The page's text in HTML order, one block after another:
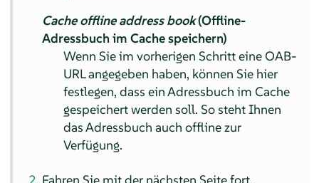
Cache offline address book(Offline-
Adressbuch im Cache speichern)
Wenn Sie im vorherigen Schritt eine OAB-
URL angegeben haben, können Sie hier
festlegen, dass ein Adressbuch im Cache
gespeichert werden soll. So steht Ihnen
das Adressbuch auch offline zur
Verfügung.
Fahren Sie mit der nächsten Seite fort.